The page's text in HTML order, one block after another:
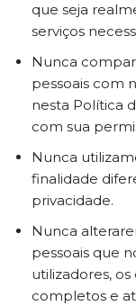
que seja
serviços
Nunca
pessoais com
nesta Política
com sua
Nunca
finalidade
privacidade.
Nunca
pessoais que
utilizadores,
completos e